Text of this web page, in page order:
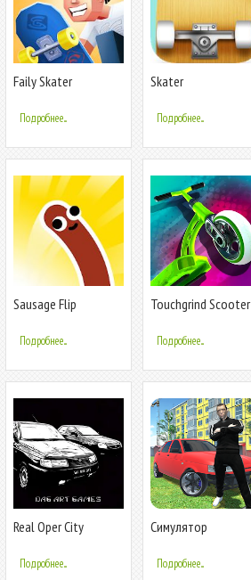
Faily Skater
Подробнее...
Skater
Подробнее...
Sausage Flip
Подробнее...
Touchgrind Scooter
Подробнее...
Real Oper City
Подробнее...
Симулятор
Подробнее...